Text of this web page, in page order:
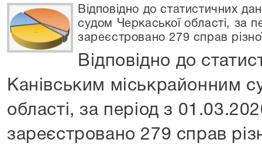
Відповідно до статистичних
судом Черкаської області, за
зареєстровано 279 справ
Відповідно до
Канівським міськрайонним
області, за період з
зареєстровано 279 справ